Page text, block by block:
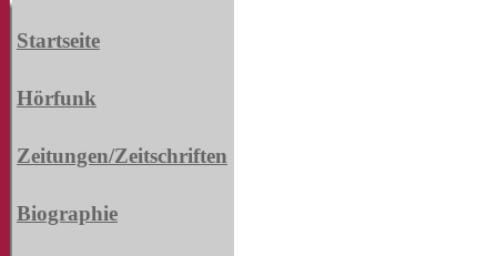
Startseite
Hörfunk
Zeitungen/Zeitschriften
Biographie